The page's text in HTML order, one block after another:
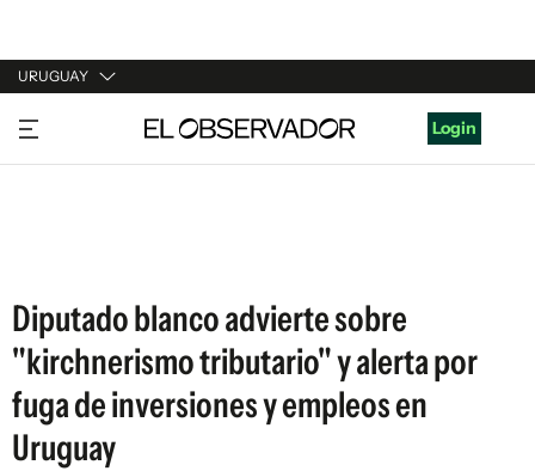
URUGUAY
URUGUAY
ARGENTINA
Login
Diputado blanco advierte sobre
"kirchnerismo tributario" y alerta por
fuga de inversiones y empleos en
Uruguay